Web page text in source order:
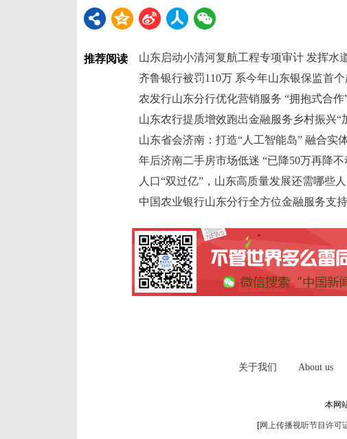
推荐阅读
山东启动小清河复航工程专项审计 发挥水
齐鲁银行被罚110万 系今年山东银保监首
农发行山东分行优化营销服务 “拥抱式合作
山东农行提质增效跑出金融服务乡村振兴“
山东省会济南：打造“人工智能岛” 融合实
年后济南二手房市场低迷 “已降50万再降不
人口“双过亿”，山东高质量发展还需哪些人
中国农业银行山东分行全方位金融服务支
关于我们 About us
本网
[网上传播视听节目许可